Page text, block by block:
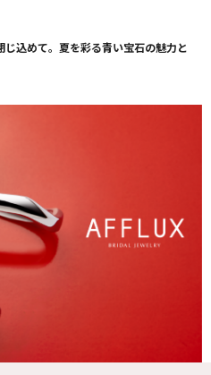
じ込めて。夏を彩る青い宝石の魅力と